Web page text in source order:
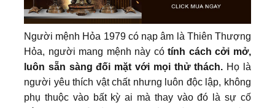
Người mệnh Hỏa 1979 có nạp âm là Thiên Thượng
Hỏa, người mang mệnh này cótính cách cởi mở,
luôn sẵn sàng đối mặt với mọi thử thách. Họ là
người yêu thích vật chất nhưng luôn độc lập, không
phụ thuộc vào bất kỳ ai mà thay vào đó là sự cố